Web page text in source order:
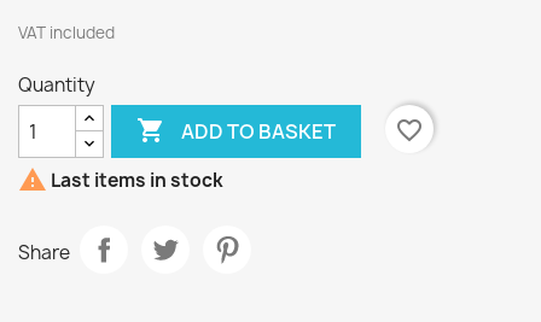
VAT included
Quantity
 ADD TO BASKET
favorite_border
 Last items in stock
Share